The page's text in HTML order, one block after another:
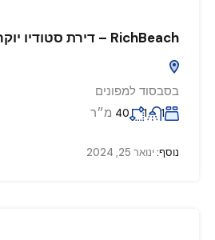
RichBeach – דירת סטודיו יוקרתית בבת גלים
בסבסוד למפונים
1
1
40 מ״ר
נוסף:ינואר 25, 2024